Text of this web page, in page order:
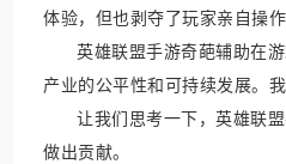
体验，但也剥夺了玩家亲自操
英雄联盟手游奇葩辅助在
产业的公平性和可持续发展。
让我们思考一下，英雄联
做出贡献。